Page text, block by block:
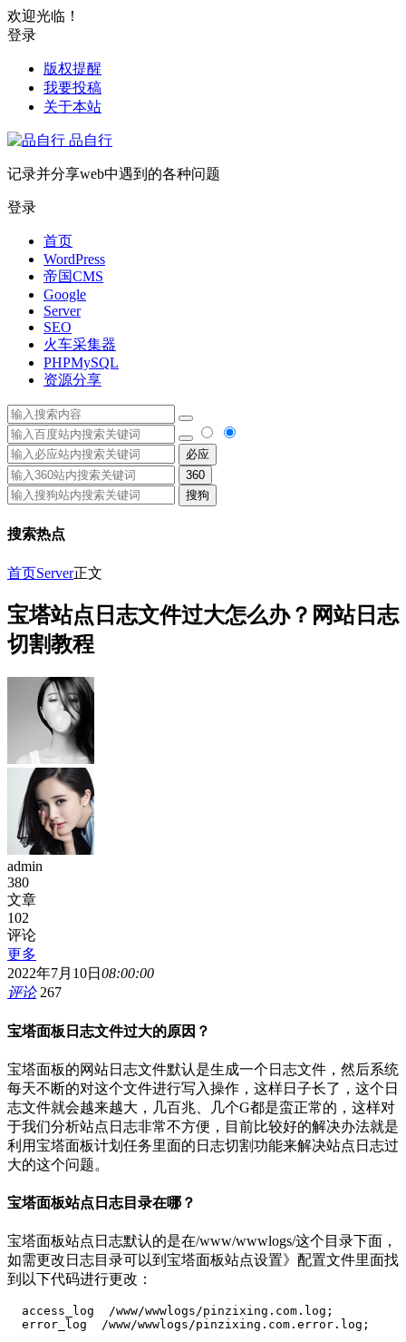
欢迎光临！
登录
版权提醒
我要投稿
关于本站
品自行
记录并分享web中遇到的各种问题
登录
首页
WordPress
帝国CMS
Google
Server
SEO
火车采集器
PHPMySQL
资源分享
必应
360
搜狗
搜索热点
首页Server正文
宝塔站点日志文件过大怎么办？网站日志
切割教程
admin
380
文章
102
评论
更多
2022年7月10日 08:00:00
评论267
宝塔面板日志文件过大的原因？
宝塔面板的网站日志文件默认是生成一个日志文件，然后系统
每天不断的对这个文件进行写入操作，这样日子长了，这个日
志文件就会越来越大，几百兆、几个G都是蛮正常的，这样对
于我们分析站点日志非常不方便，目前比较好的解决办法就是
利用宝塔面板计划任务里面的日志切割功能来解决站点日志过
大的这个问题。
宝塔面板站点日志目录在哪？
宝塔面板站点日志默认的是在/www/wwwlogs/这个目录下面，
如需更改日志目录可以到宝塔面板站点设置》配置文件里面找
到以下代码进行更改：
  access_log  /www/wwwlogs/pinzixing.com.log;
  error_log  /www/wwwlogs/pinzixing.com.error.log;